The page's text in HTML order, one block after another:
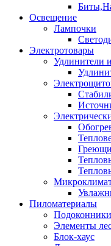
Освещение
Лампочки
Электротовары
Удлинители
Пиломатериалы
Элементы
Блок-хаус